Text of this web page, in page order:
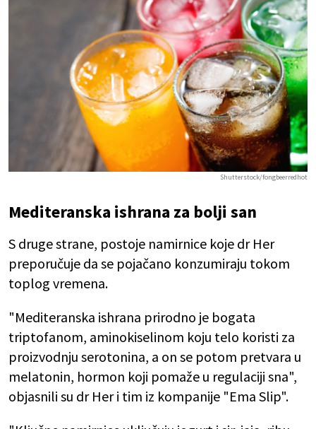
Shutterstock/fongbeerredhot
Mediteranska ishrana za bolji san
S druge strane, postoje namirnice koje dr Her
preporučuje da se pojačano konzumiraju tokom
toplog vremena.
"Mediteranska ishrana prirodno je bogata
triptofanom, aminokiselinom koju telo koristi za
proizvodnju serotonina, a on se potom pretvara u
melatonin, hormon koji pomaže u regulaciji sna",
objasnili su dr Her i tim iz kompanije "Ema Slip".